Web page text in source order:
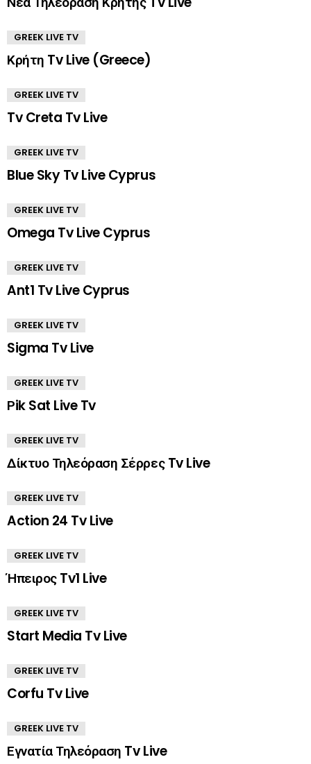
GREEK LIVE TV
Κρήτη Tv Live (Greece)
GREEK LIVE TV
Tv Creta Tv Live
GREEK LIVE TV
Blue Sky Tv Live Cyprus
GREEK LIVE TV
Omega Tv Live Cyprus
GREEK LIVE TV
Ant1 Tv Live Cyprus
GREEK LIVE TV
Sigma Tv Live
GREEK LIVE TV
Ρik Sat Live Tv
GREEK LIVE TV
Δίκτυο Τηλεόραση Σέρρες Tv Live
GREEK LIVE TV
Action 24 Tv Live
GREEK LIVE TV
Ήπειρος Tv1 Live
GREEK LIVE TV
Start Media Tv Live
GREEK LIVE TV
Corfu Tv Live
GREEK LIVE TV
Εγνατία Τηλεόραση Tv Live